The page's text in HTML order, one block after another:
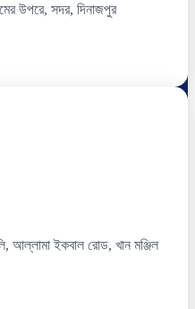
উপরে, সদর, দিনাজপুর
আল্লামা ইকবাল রোড, খান মঞ্জিল